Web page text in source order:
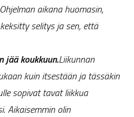
aikana huomasin,
selitys ja sen, että
jää koukkuun.Liikunnan
kuin itsestään ja tässäkin
sopivat tavat liikkua
Aikaisemmin olin